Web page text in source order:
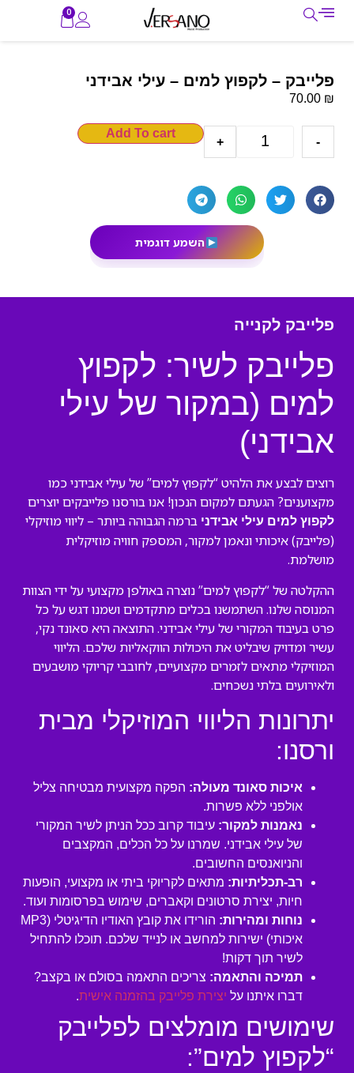
0
פלייבק – לקפוץ למים – עילי אבידני
70.00 ₪
-
+
Add To cart
השמע דוגמית
פלייבק לקנייה
פלייבק לשיר: לקפוץ
למים (במקור של עילי
אבידני)
רוצים לבצע את הלהיט “לקפוץ למים” של עילי אבידני כמו
מקצוענים? הגעתם למקום הנכון! אנו בורסנו פלייבקים יוצרים
לקפוץ למים עילי אבידני ברמה הגבוהה ביותר – ליווי מוזיקלי
(פלייבק) איכותי ונאמן למקור, המספק חוויה מוזיקלית
מושלמת.
ההקלטה של “לקפוץ למים” נוצרה באולפן מקצועי על ידי הצוות
המנוסה שלנו. השתמשנו בכלים מתקדמים ושמנו דגש על כל
פרט בעיבוד המקורי של עילי אבידני. התוצאה היא סאונד נקי,
עשיר ומדויק שיבליט את היכולות הווקאליות שלכם. הליווי
המוזיקלי מתאים לזמרים מקצועיים, לחובבי קריוקי מושבעים
ולאירועים בלתי נשכחים.
יתרונות הליווי המוזיקלי מבית
ורסנו:
איכות סאונד מעולה: הפקה מקצועית מבטיחה צליל
אולפני ללא פשרות.
נאמנות למקור: עיבוד קרוב ככל הניתן לשיר המקורי
של עילי אבידני. שמרנו על כל הכלים, המקצבים
והניואנסים החשובים.
רב-תכליתיות: מתאים לקריוקי ביתי או מקצועי, הופעות
חיות, יצירת סרטונים וקאברים, שימוש בפרסומות ועוד.
נוחות ומהירות:
הורידו את קובץ האודיו הדיגיטלי (MP3
איכותי) ישירות למחשב או לנייד שלכם. תוכלו להתחיל
לשיר תוך דקות!
תמיכה והתאמה: צריכים התאמה בסולם או בקצב?
דברו איתנו על יצירת פלייבק בהזמנה אישית.
שימושים מומלצים לפלייבק
“לקפוץ למים”: